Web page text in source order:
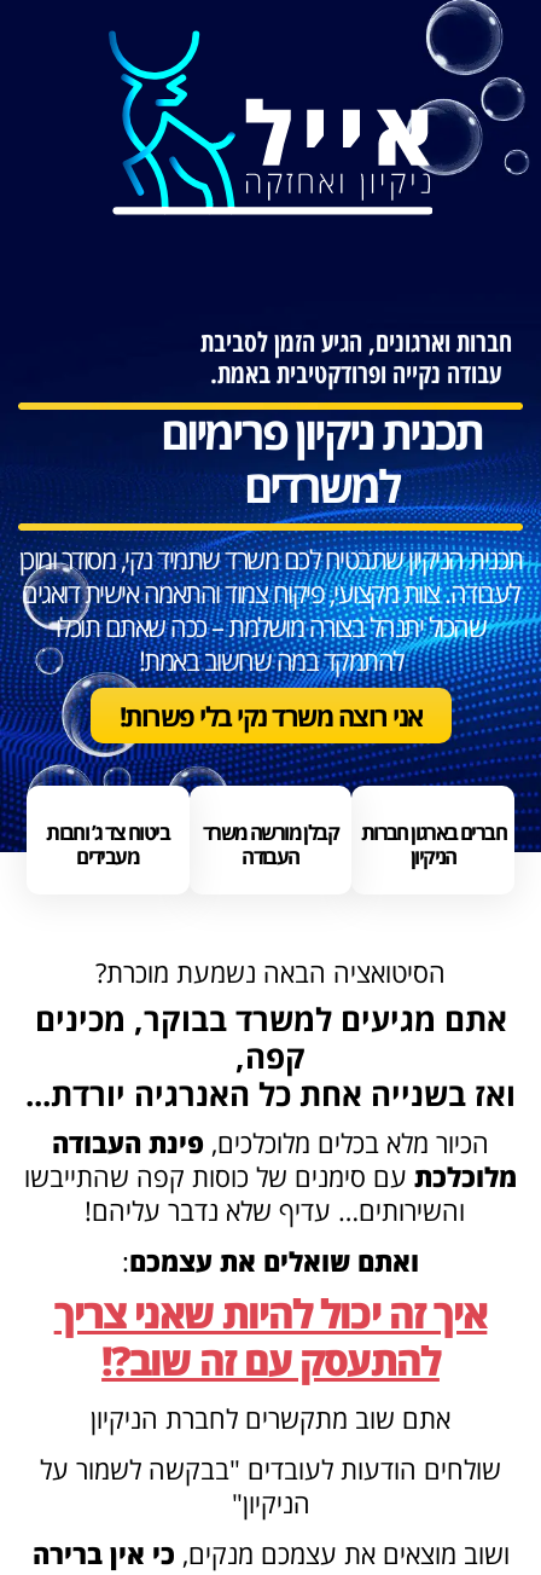
חברות וארגונים, הגיע הזמן לסביבת
עבודה נקייה ופרודקטיבית באמת.
תכנית ניקיון פרימיום
למשרדים
תכנית הניקיון שתבטיח לכם משרד שתמיד נקי, מסודר ומוכן
לעבודה. צוות מקצועי, פיקוח צמוד והתאמה אישית דואגים
שהכול יתנהל בצורה מושלמת – ככה שאתם תוכלו
להתמקד במה שחשוב באמת!
אני רוצה משרד נקי בלי פשרות!
חברים בארגון חברות
הניקיון
קבלן מורשה משרד
העבודה
ביטוח צד ג’ וחבות
מעבידים
הסיטואציה הבאה נשמעת מוכרת?
אתם מגיעים למשרד בבוקר, מכינים
קפה,
ואז בשנייה אחת כל האנרגיה יורדת...
הכיור מלא בכלים מלוכלכים, פינת העבודה
מלוכלכת עם סימנים של כוסות קפה שהתייבשו
והשירותים… עדיף שלא נדבר עליהם!
ואתם שואלים את עצמכם:
איך זה יכול להיות שאני צריך
להתעסק עם זה שוב?!
אתם שוב מתקשרים לחברת הניקיון
שולחים הודעות לעובדים "בבקשה לשמור על
הניקיון"
ושוב מוצאים את עצמכם מנקים, כי אין ברירה